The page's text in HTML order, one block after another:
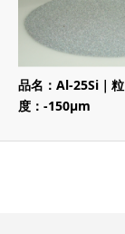
品名：Al-25Si｜粒
度：-150μm